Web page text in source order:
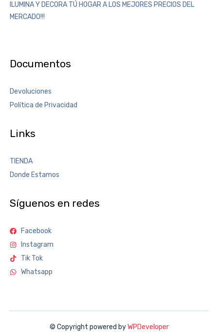
ILUMINA Y DECORA TÚ HOGAR A LOS MEJORES PRECIOS DEL
MERCADO!!!
Documentos
Devoluciones
Política de Privacidad
Links
TIENDA
Donde Estamos
Síguenos en redes
Facebook
Instagram
Tik Tok
Whatsapp
© Copyright powered byWPDeveloper